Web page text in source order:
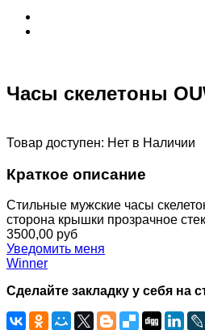
Часы скелетоны
Товар доступен: Нет в Наличии
Краткое описание
Стильные мужские часы
сторона крышки прозрачное
3500,00 руб
Уведомить меня
Winner
Сделайте закладку у себя на